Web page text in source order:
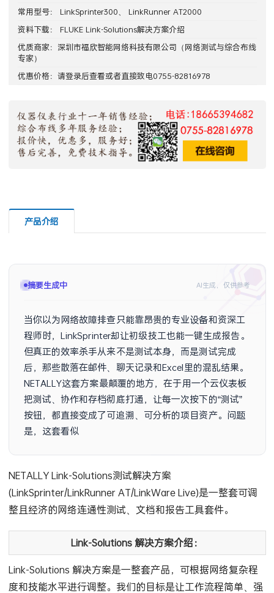
常用型号： LinkSprinter300、 LinkRunner AT2000
资料下载： FLUKE Link-Solutions解决方案介绍
优质商家： 深圳市福欣智能网络科技有限公司 （网络测试与综合布线
专家）
优惠价格：请登录后查看或者直接致电0755-82816978
产品介绍
摘要生成中 AI生成，仅供参考
当你以为网络故障排查只能靠昂贵的专业设备和资深工
程师时，LinkSprinter却让初级技工也能一键生成报告。
但真正的效率杀手从来不是测试本身，而是测试完成
后，那些散落在邮件、聊天记录和Excel里的混乱结果。
NETALLY这套方案最颠覆的地方，在于用一个云仪表板
把测试、协作和存档彻底打通，让每一次按下的“测试”
按钮，都直接变成了可追溯、可分析的项目资产。问题
是，这套看似简单的流程整合，到底能把你的团队从无
NETALLY Link-Solutions测试解决方案
(LinkSprinter/LinkRunner AT/LinkWare Live)是一整套可调
整且经济的网络连通性测试、文档和报告工具套件。
Link-Solutions 解决方案介绍：
Link-Solutions 解决方案是一整套产品，可根据网络复杂程
度和技能水平进行调整。我们的目标是让工作流程简单、强